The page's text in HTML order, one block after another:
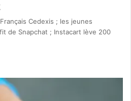
Cedexis ; les jeunes
de Snapchat ; Instacart lève 200